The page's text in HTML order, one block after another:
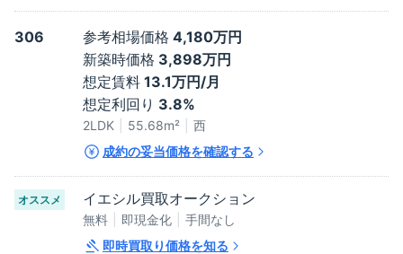
306 参考相場価格 4,180万円
新築時価格 3,898万円
想定賃料 13.1万円/月
想定利回り 3.8%
2LDK 55.68m²
西
成約の妥当価格を確認する
オススメ イエシル買取オークション
無料 即現金化
手間なし
即時買取り価格を知る